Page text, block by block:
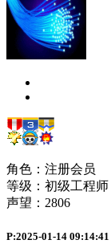
角色：注册会员
等级：初级工程师
声望： 2806
P:2025-01-14 09:14:41